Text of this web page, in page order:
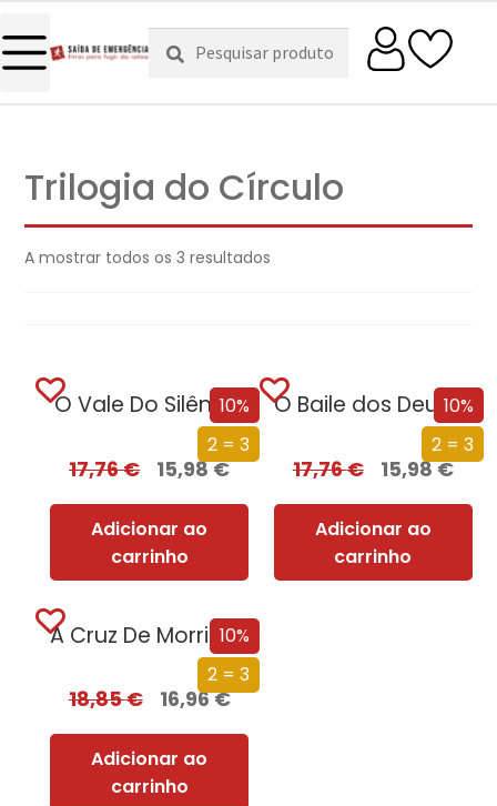
Pesquisar
por:
Pesquisa
Trilogia do Círculo
A mostrar todos os 3 resultados
10%
2 = 3
O Vale Do Silêncio
17,76€ 15,98€
Adicionar ao
carrinho
10%
2 = 3
O Baile dos Deuses
17,76€ 15,98€
Adicionar ao
carrinho
10%
2 = 3
A Cruz De Morrigan
18,85€ 16,96€
Adicionar ao
carrinho